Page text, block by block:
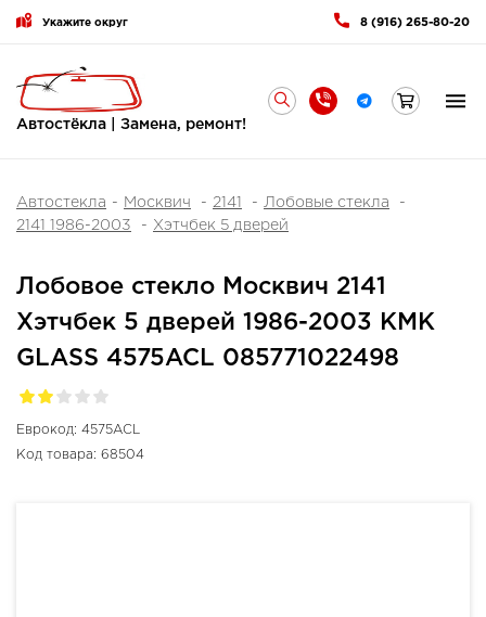
Укажите округ 8 (916) 265-80-20
Автостёкла | Замена, ремонт!
Автостекла Москвич 2141
Лобовые стекла
2141 1986-2003
Хэтчбек 5 дверей
Лобовое стекло Москвич 2141
Хэтчбек 5 дверей 1986-2003 KMK
GLASS 4575ACL 085771022498
Еврокод: 4575ACL
Код товара: 68504